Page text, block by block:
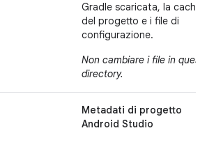
Gradle scaricata, la cache
del progetto e i file di
configurazione.
Non cambiare i file in
directory.
Metadati di progetto
Android Studio